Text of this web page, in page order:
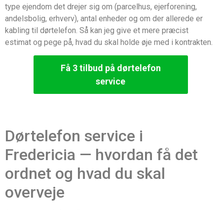
type ejendom det drejer sig om (parcelhus, ejerforening,
andelsbolig, erhverv), antal enheder og om der allerede er
kabling til dørtelefon. Så kan jeg give et mere præcist
estimat og pege på, hvad du skal holde øje med i kontrakten.
Få 3 tilbud på dørtelefon
service
Dørtelefon service i
Fredericia — hvordan få det
ordnet og hvad du skal
overveje